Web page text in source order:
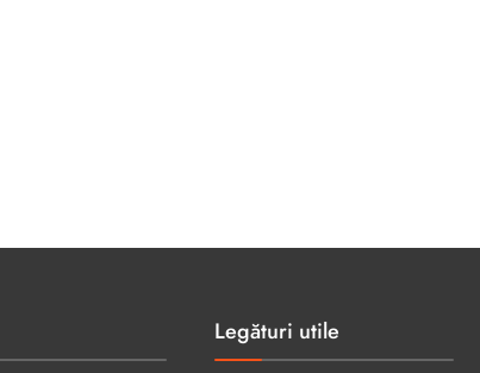
Legături utile